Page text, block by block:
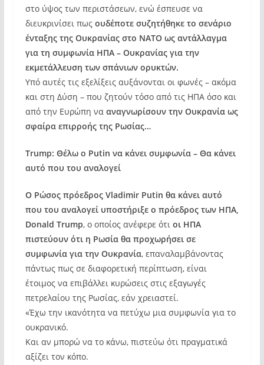
στο ύψος των περιστάσεων, ενώ έσπευσε να
διευκρινίσει πως ουδέποτε συζητήθηκε το σενάριο
ένταξης της Ουκρανίας στο ΝΑΤΟ ως αντάλλαγμα
για τη συμφωνία ΗΠΑ – Ουκρανίας για την
εκμετάλλευση των σπάνιων ορυκτών.
Υπό αυτές τις εξελίξεις αυξάνονται οι φωνές – ακόμα
και στη Δύση – που ζητούν τόσο από τις ΗΠΑ όσο και
από την Ευρώπη να αναγνωρίσουν την Ουκρανία ως
σφαίρα επιρροής της Ρωσίας…
Trump: Θέλω ο Putin να κάνει συμφωνία – Θα κάνει
αυτό που του αναλογεί
Ο Ρώσος πρόεδρος Vladimir Putin θα κάνει αυτό
που του αναλογεί υποστήριξε ο πρόεδρος των ΗΠΑ,
Donald Trump, ο οποίος ανέφερε ότι οι ΗΠΑ
πιστεύουν ότι η Ρωσία θα προχωρήσει σε
συμφωνία για την Ουκρανία, επαναλαμβάνοντας
πάντως πως σε διαφορετική περίπτωση, είναι
έτοιμος να επιβάλλει κυρώσεις στις εξαγωγές
πετρελαίου της Ρωσίας, εάν χρειαστεί.
«Έχω την ικανότητα να πετύχω μια συμφωνία για το
ουκρανικό.
Και αν μπορώ να το κάνω, πιστεύω ότι πραγματικά
αξίζει τον κόπο.